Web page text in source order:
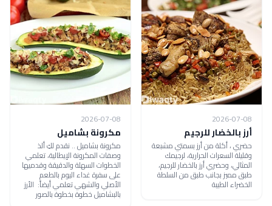
2026-07-08
أرز بالخضار للرجيم
حضري ، أكلة من أرز بسمتي مشبعة
وقليلة السعرات الحرارية، لرجيمك
المثالي، وحضري أرز بالخضار للرجيم،
طبق مميز بجانب طبق من السلطة
الخضراء الطيبة
2026-07-08
مكرونة بشاميل
مكرونة بشاميل .. نقدم لكِ ألذ
وصفات المكرونة الإيطالية، تعلمي
الخطوات السهلة والدقيقة وقدميها
على سفرة غداء اليوم بالطعم
الأصلي والشهي تعلمي أيضاً: الأرز
بالبشاميل خطوة بخطوة بالصور